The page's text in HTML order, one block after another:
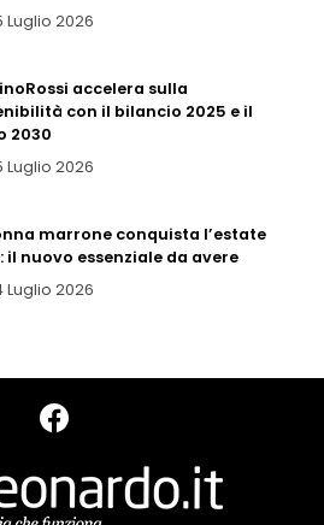
Luglio 2026
accelera sulla
con il bilancio 2025 e il
2030
Luglio 2026
marrone conquista l’estate
il nuovo essenziale da avere
Luglio 2026